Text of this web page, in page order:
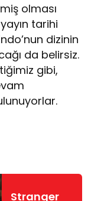
olması
tarihi
dizinin
da belirsiz.
gibi,
Stranger